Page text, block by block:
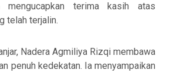
mengucapkan terima kasih atas
telah terjalin.
Nadera Agmiliya Rizqi membawa
penuh kedekatan. Ia menyampaikan